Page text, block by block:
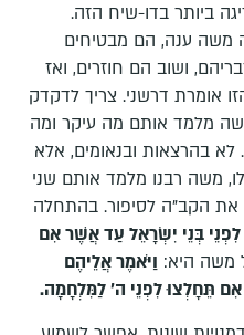
ביותר בדו-שיח הזה.
משה ענה, הם מבטיחים
ושוב הם חוזרים, ואז
אומרת דרשני. צריך לדקדק
מלמד אותם מה עיקר ומה
לא בהרצאות ובנאומים, אלא
משה רבנו מלמד אותם שני
את הקב"ה לסיפור. בהתחלה
לִפְנֵי בְּנֵי יִשְׂרָאֵל עַד אֲשֶׁר אִם
משה היא: וַיֹּאמֶר אֲלֵיהֶם
תֵּחָלְצוּ לִפְנֵי ה' לַמִּלְחָמָה.